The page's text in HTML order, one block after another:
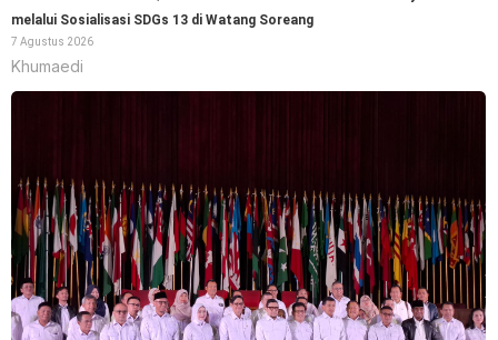
melalui Sosialisasi SDGs 13 di Watang Soreang
7 Agustus 2026
Khumaedi